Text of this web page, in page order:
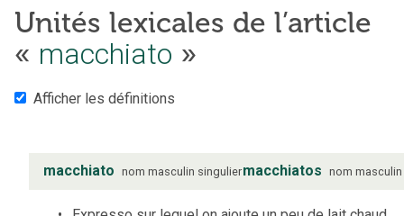
Unités lexicales de l’article
« macchiato »
Afficher les définitions
macchiato nom masculin singuliermacchiatos nom masculin